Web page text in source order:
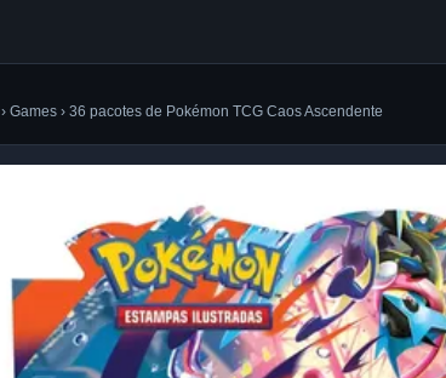
› Games › 36 pacotes de Pokémon TCG Caos Ascendente